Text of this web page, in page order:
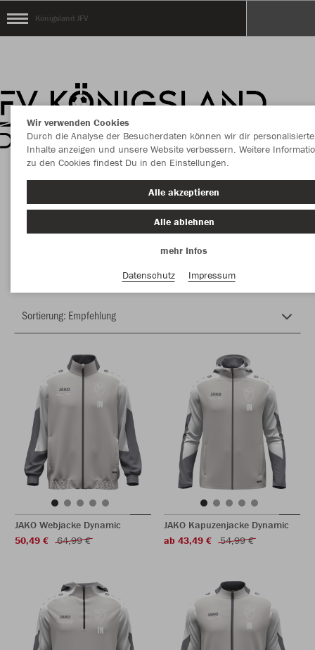
Königsland JFV
Herzlich Willkommen im Teamshop Königsland
JFV
JAKO Webjacke Dynamic
50,49 €
64,99 €
JAKO Kapuzenjacke Dynamic
ab 43,49 €
54,99 €
Wir verwenden Cookies
Durch die Analyse der Besucherdaten können wir dir personalisierte
Inhalte anzeigen und unsere Website verbessern. Weitere
zu den Cookies findest Du in den Einstellungen.
Alle akzeptieren
Alle ablehnen
mehr Infos
Datenschutz
Impressum